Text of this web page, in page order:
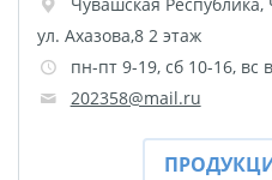
Украшение подвеска
Латексная печать
Листовки и флаеры
Буклеты
Брошюры и каталоги
ул. Ахазова,8 2 этаж
пн-пт 9-19, сб 10-16, вс
202358@mail.ru